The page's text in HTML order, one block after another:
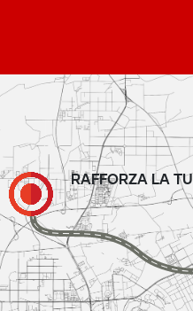
RAFFORZA LA